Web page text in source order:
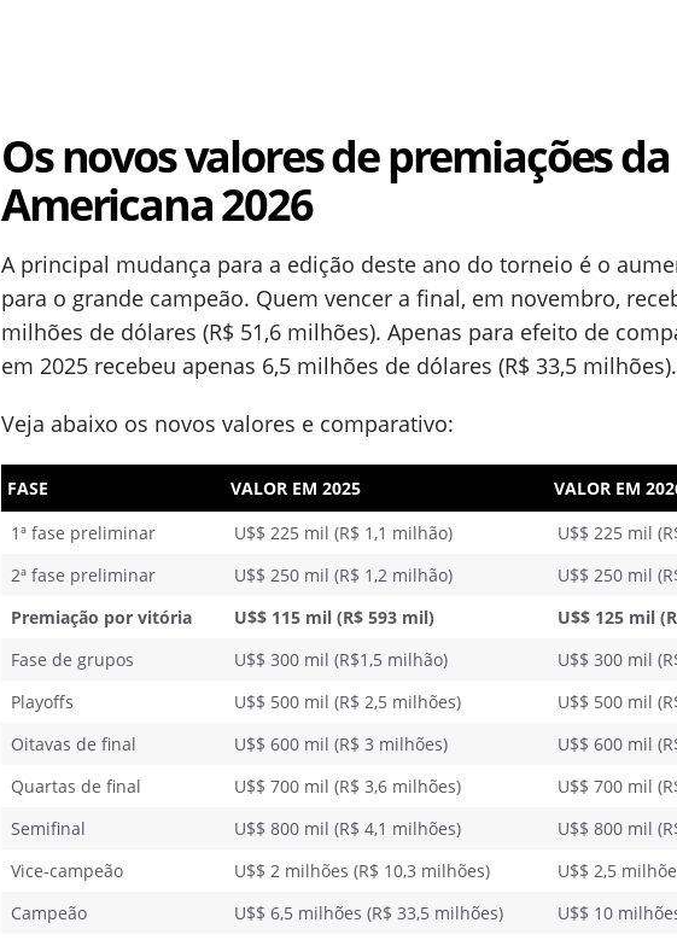
Os novos valores de premiações da
Americana 2026
A principal mudança para a edição deste ano do torneio é o
para o grande campeão. Quem vencer a final, em novembro,
milhões de dólares (R$ 51,6 milhões). Apenas para efeito de
em 2025 recebeu apenas 6,5 milhões de dólares (R$ 33,5 milhões).
Veja abaixo os novos valores e comparativo:
FASE VALOR EM 2025
VALOR EM
1ª fase preliminar
U$$ 225 mil (R$ 1,1 milhão)
U$$ 225 mil
2ª fase preliminar
U$$ 250 mil (R$ 1,2 milhão)
U$$ 250 mil
Premiação por vitória
U$$ 115 mil (R$ 593 mil)
U$$ 125 mil
Fase de grupos
U$$ 300 mil (R$1,5 milhão)
U$$ 300 mil
Playoffs
U$$ 500 mil (R$ 2,5 milhões)
U$$ 500 mil
Oitavas de final
U$$ 600 mil (R$ 3 milhões)
U$$ 600 mil
Quartas de final
U$$ 700 mil (R$ 3,6 milhões)
U$$ 700 mil
Semifinal
U$$ 800 mil (R$ 4,1 milhões)
U$$ 800 mil
Vice-campeão
U$$ 2 milhões (R$ 10,3 milhões)
U$$ 2,5
Campeão
U$$ 6,5 milhões (R$ 33,5 milhões) U$$ 10